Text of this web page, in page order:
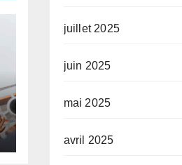
juillet 2025
juin 2025
mai 2025
avril 2025